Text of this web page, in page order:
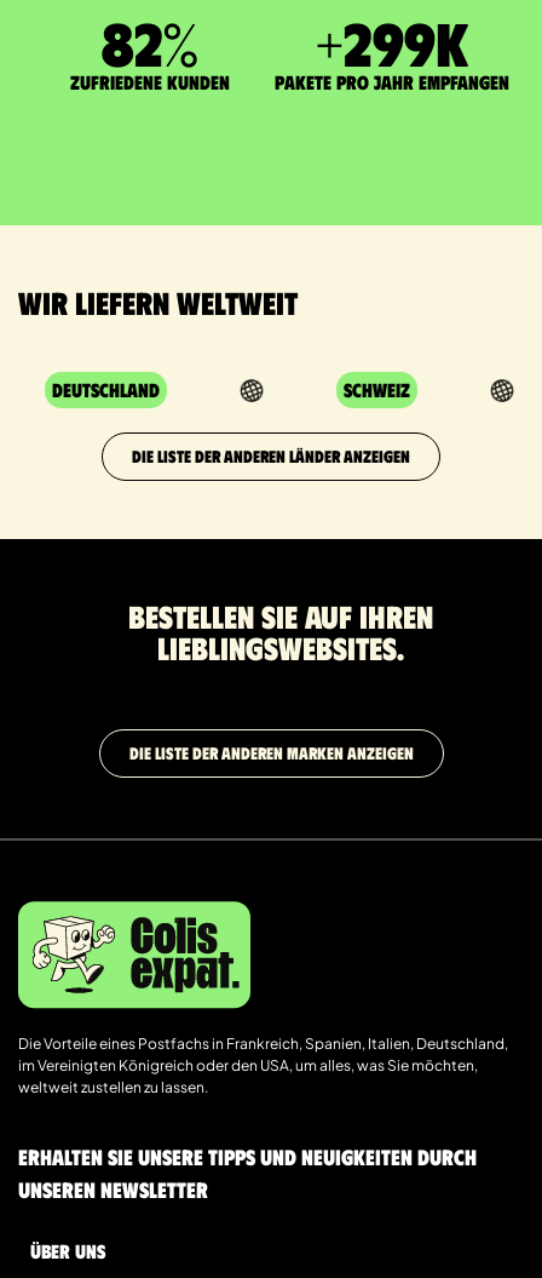
83%
zufriedene Kunden
+300K
Pakete pro Jahr empfangen
Wir liefern weltweit
Deutschland Schweiz
DIE LISTE DER ANDEREN LÄNDER ANZEIGEN
Bestellen Sie auf Ihren
Lieblingswebsites.
DIE LISTE DER ANDEREN MARKEN ANZEIGEN
Die Vorteile eines Postfachs in Frankreich, Spanien, Italien, Deutschland,
im Vereinigten Königreich oder den USA, um alles, was Sie möchten,
weltweit zustellen zu lassen.
Erhalten Sie unsere Tipps und Neuigkeiten durch
unseren Newsletter
Über uns